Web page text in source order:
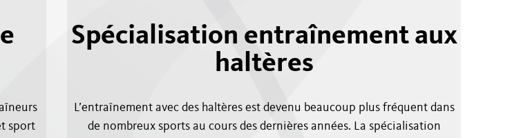
sport
Spécialisation entraînement aux
haltères
L’entraînement avec des haltères est devenu beaucoup plus fréquent dans
de nombreux sports au cours des dernières années. La spécialisation